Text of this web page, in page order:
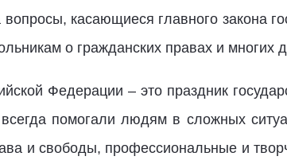
касающиеся главного закона
о гражданских правах и многих
Федерации – это праздник
помогали людям в сложных
и свободы, профессиональные и